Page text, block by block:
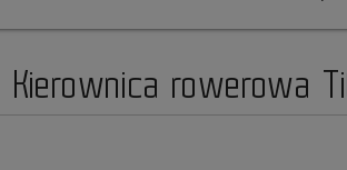
Kierownica rowerowa